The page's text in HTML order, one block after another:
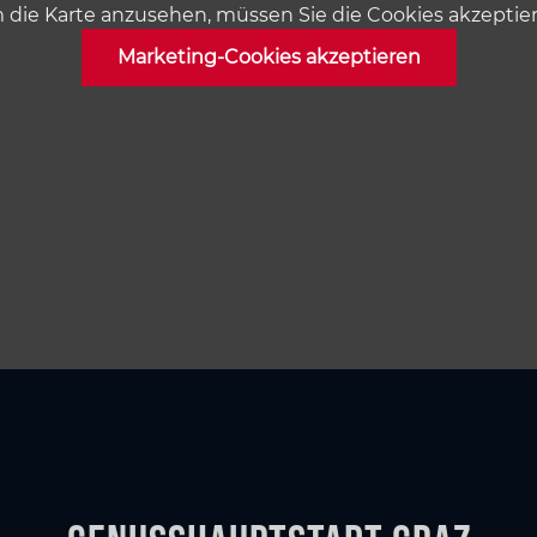
die Karte anzusehen, müssen Sie die Cookies
Marketing-Cookies akzeptieren